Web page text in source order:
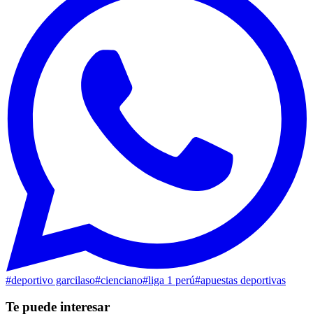
#deportivo garcilaso#cienciano#liga 1 perú#apuestas deportivas
Te puede interesar